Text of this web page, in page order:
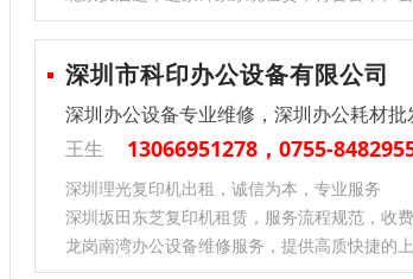
深圳市科印办公设备有限公司
深圳办公设备专业维修，深圳办公耗材
王生
13066951278，0755-
深圳理光复印机出租，诚信为本，专业服务
深圳坂田东芝复印机租赁，服务流程规范，收
龙岗南湾办公设备维修服务，提供高质快捷的